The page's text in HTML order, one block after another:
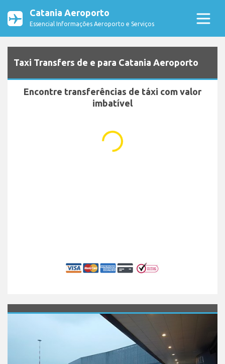
Catania Aeroporto
Essencial Informações Aeroporto e Serviços
Taxi Transfers de e para Catania Aeroporto
Encontre transferências de táxi com valor
imbatível
...